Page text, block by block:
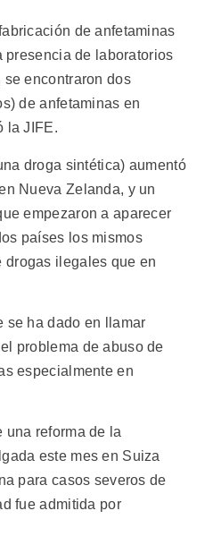
de anfetaminas
presencia de laboratorios
encontraron dos
de anfetaminas en
la JIFE.
droga sintética) aumentó
Nueva Zelanda, y un
empezaron a aparecer
países los mismos
drogas ilegales que en
se ha dado en llamar
problema de abuso de
especialmente en
una reforma de la
este mes en Suiza
para casos severos de
fue admitida por